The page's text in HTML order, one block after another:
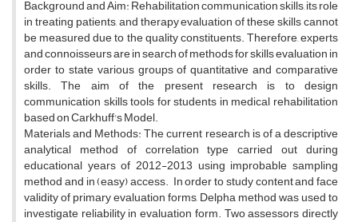
Background and Aim: Rehabilitation communication skills, its role
in treating patients, and therapy evaluation of these skills cannot
be measured due to the quality constituents. Therefore, experts
and connoisseurs are in search of methods for skills evaluation in
order to state various groups of quantitative and comparative
skills. The aim of the present research is to design
communication skills tools for students in medical rehabilitation
based on Carkhuff's Model.
Materials and Methods: The current research is of a descriptive
analytical method of correlation type carried out during
educational years of 2012-2013 using improbable sampling
method and in (easy) access. In order to study content and face
validity of primary evaluation forms, Delpha method was used to
investigate reliability in evaluation form. Two assessors directly